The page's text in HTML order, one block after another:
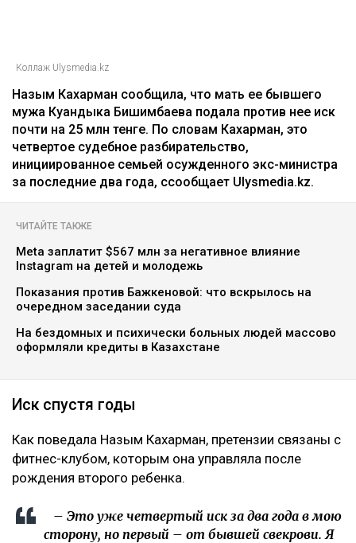
Коллаж Ulysmedia.kz
Назым Кахарман сообщила, что мать ее бывшего
мужа Куандыка Бишимбаева подала против нее иск
почти на 25 млн тенге. По словам Кахарман, это
четвертое судебное разбирательство,
инициированное семьей осужденного экс-министра
за последние два года, ссообщает Ulysmedia.kz.
ЧИТАЙТЕ ТАКЖЕ
Meta заплатит $567 млн за негативное влияние
Instagram на детей и молодежь
Показания против Бажкеновой: что вскрылось на
очередном заседании суда
На бездомных и психически больных людей массово
оформляли кредиты в Казахстане
Иск спустя годы
Как поведала Назым Кахарман, претензии связаны с
фитнес-клубом, которым она управляла после
рождения второго ребенка.
– Это уже четвертый иск за два года в мою
сторону, но первый – от бывшей свекрови. Я